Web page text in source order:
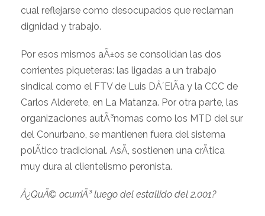
cual reflejarse como desocupados que reclaman
dignidad y trabajo.
Por esos mismos aÃ±os se consolidan las dos
corrientes piqueteras: las ligadas a un trabajo
sindical como el FTV de Luis DÂ´ElÃ­a y la CCC de
Carlos Alderete, en La Matanza. Por otra parte, las
organizaciones autÃ³nomas como los MTD del sur
del Conurbano, se mantienen fuera del sistema
polÃ­tico tradicional. AsÃ­, sostienen una crÃ­tica
muy dura al clientelismo peronista.
Â¿QuÃ© ocurriÃ³ luego del estallido del 2.001?